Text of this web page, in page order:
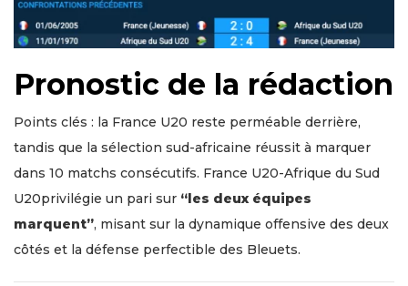
Pronostic de la rédaction
Points clés : la France U20 reste perméable derrière,
tandis que la sélection sud-africaine réussit à marquer
dans 10 matchs consécutifs. France U20-Afrique du Sud
U20privilégie un pari sur “les deux équipes
marquent”, misant sur la dynamique offensive des deux
côtés et la défense perfectible des Bleuets.